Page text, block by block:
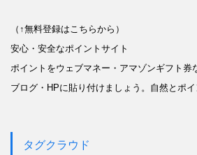
（↑無料登録はこちらから）
安心・安全なポイントサイト
ポイントをウェブマネー・アマゾンギフト券
ブログ・HPに貼り付けましょう。自然とポイ
タグクラウド